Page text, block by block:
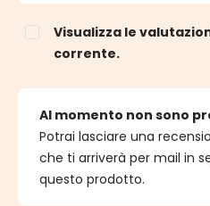
Visualizza le
corrente.
Al momento non sono
Potrai lasciare una
che ti arriverà per mail in
questo prodotto.